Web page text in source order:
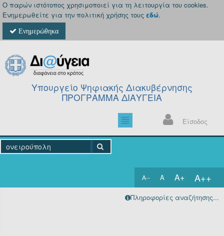
Ο παρών ιστότοπος χρησιμοποιεί για τη λειτουργία του cookies.
Ενημερωθείτε για την πολιτική χρήσης τους εδώ.
Ενημερώθηκα
Υπουργείο Ψηφιακής Διακυβέρνησης
ΠΡΟΓΡΑΜΜΑ ΔΙΑΥΓΕΙΑ
Είσοδος
A-- A A+ A++
Πληροφορίες αναζήτησης...